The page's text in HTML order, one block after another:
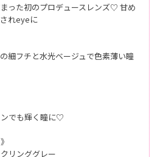
った初のプロデュースレンズ♡ 甘め
れeyeに
細フチと水光ベージュで色素薄い瞳
でも輝く瞳に♡
リンググレー